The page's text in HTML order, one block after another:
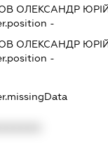
ОЛЕКСАНДР
-
ОЛЕКСАНДР
-